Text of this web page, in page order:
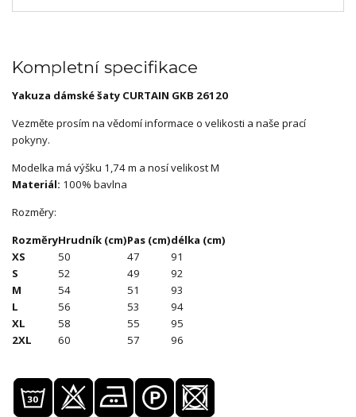
Kompletní specifikace
Yakuza dámské šaty CURTAIN GKB 26120
Vezměte prosím na vědomí informace o velikosti a naše prací
pokyny.
Modelka má výšku 1,74 m a nosí velikost M
Materiál: 100% bavlna
Rozměry:
RozměryHrudník (cm)Pas (cm)délka (cm)
XS
50 47
91
S
52 49
92
M
54 51
93
L
56 53
94
XL
58 55
95
2XL
60 57 96